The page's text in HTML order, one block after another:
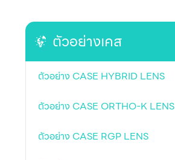
ตัวอย่างเคส
ตัวอย่าง CASE HYBRID LENS
ตัวอย่าง CASE ORTHO-K LENS
ตัวอย่าง CASE RGP LENS